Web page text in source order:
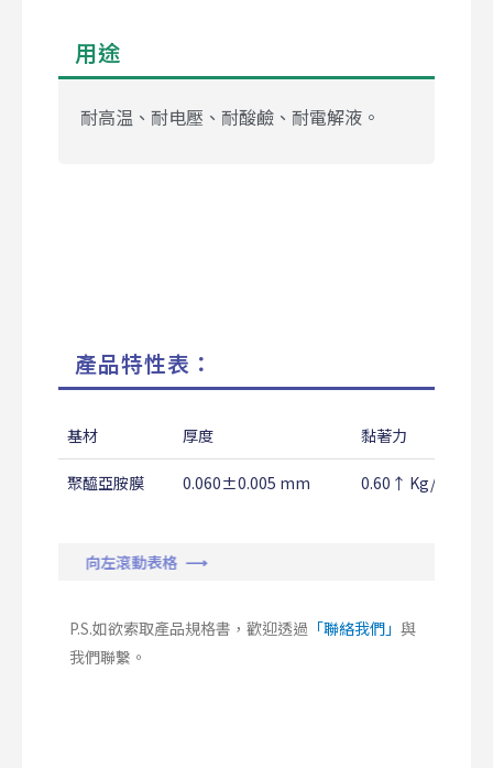
用途
耐高温、耐电壓、耐酸鹼、耐電解液。
產品特性表：
基材 厚度 黏著力
聚醯亞胺膜 0.060±0.005 mm 0.60↑ Kg/25mm
向左滾動表格 ⟶
P.S.如欲索取產品規格書，歡迎透過 「聯絡我們」 與
我們聯繫。